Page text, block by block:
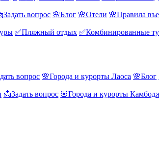
вопрос 🌸Блог 🌸Отели 🌸Правила
✅Пляжный отдых ✅Комбинированные
вопрос 🌸Города и курорты Лаоса 🌸Блог
📩Задать вопрос 🌸Города и курорты